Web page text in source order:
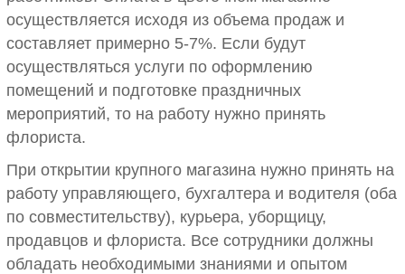
осуществляется исходя из объема продаж и
составляет примерно 5-7%. Если будут
осуществляться услуги по оформлению
помещений и подготовке праздничных
мероприятий, то на работу нужно принять
флориста.
При открытии крупного магазина нужно принять на
работу управляющего, бухгалтера и водителя (оба
по совместительству), курьера, уборщицу,
продавцов и флориста. Все сотрудники должны
обладать необходимыми знаниями и опытом